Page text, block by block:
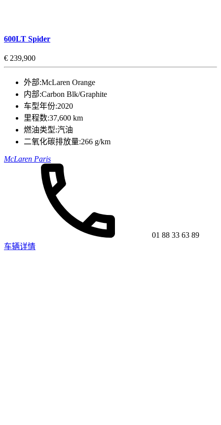
600LT Spider
€ 239,900
外部:McLaren Orange
内部:Carbon Blk/Graphite
车型年份:2020
里程数:37,600 km
燃油类型:汽油
二氧化碳排放量:266 g/km
McLaren Paris
01 88 33 63 89
车辆详情